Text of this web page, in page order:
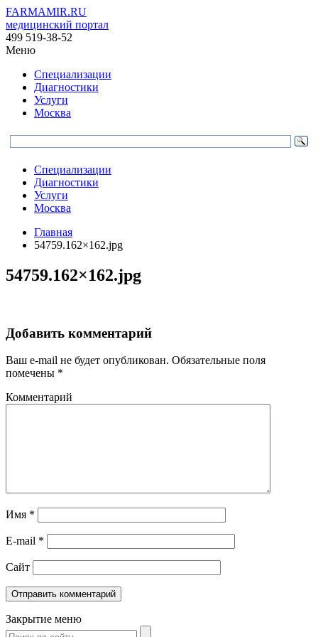
FARMAMIR.RU
медицинский портал
499 519-38-52
Меню
Специализации
Диагностики
Услуги
Москва
Специализации
Диагностики
Услуги
Москва
Главная
54759.162×162.jpg
54759.162×162.jpg
Добавить комментарий
Ваш e-mail не будет опубликован. Обязательные поля
помечены *
Комментарий
Имя *
E-mail *
Сайт
Закрытие меню